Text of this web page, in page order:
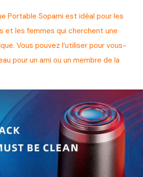
Portable Sopami est idéal pour les
et les femmes qui cherchent une
Vous pouvez l’utiliser pour vous-
pour un ami ou un membre de la